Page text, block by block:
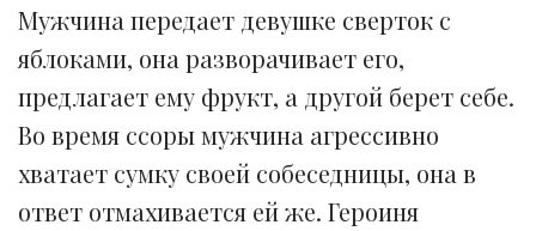
Мужчина передает девушке сверток с
яблоками, она разворачивает его,
предлагает ему фрукт, а другой берет себе.
Во время ссоры мужчина агрессивно
хватает сумку своей собеседницы, она в
ответ отмахивается ей же. Героиня